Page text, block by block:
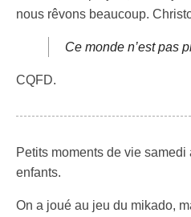
nous rêvons beaucoup.
Ce monde n’est pas
CQFD.
Petits moments de vie
enfants.
On a joué au jeu du mikado,